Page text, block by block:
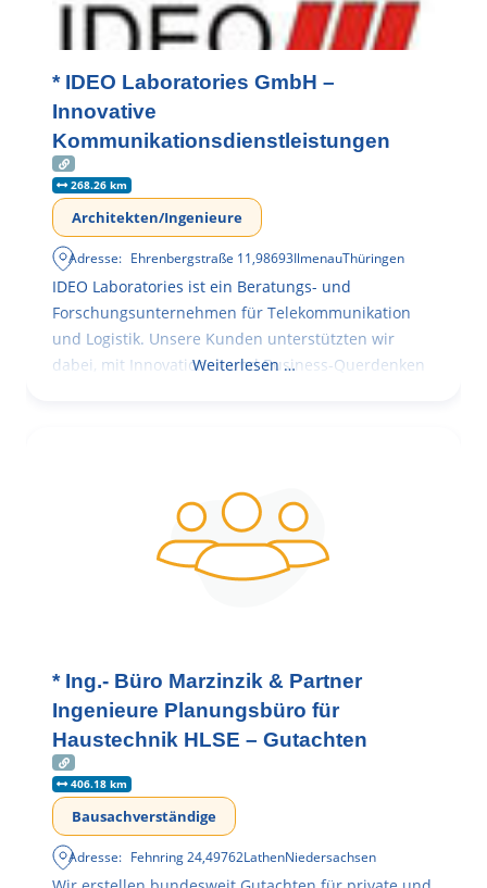
* IDEO Laboratories GmbH –
Innovative
Kommunikationsdienstleistungen
268.26 km
Architekten/Ingenieure
Adresse: Ehrenbergstraße 11,98693IlmenauThüringen
IDEO Laboratories ist ein Beratungs- und
Forschungsunternehmen für Telekommunikation
und Logistik. Unsere Kunden unterstützten wir
dabei, mit Innovationen und Business-Querdenken
Weiterlesen …
* Ing.- Büro Marzinzik & Partner
Ingenieure Planungsbüro für
Haustechnik HLSE – Gutachten
406.18 km
Bausachverständige
Adresse: Fehnring 24,49762LathenNiedersachsen